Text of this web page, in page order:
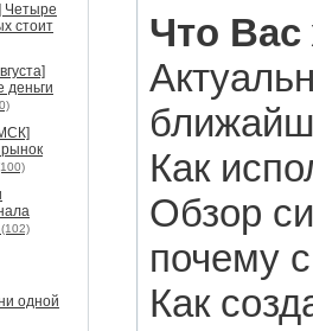
стоит
деньги
(102)
одной
Что
Как
Обзор
почему
Как